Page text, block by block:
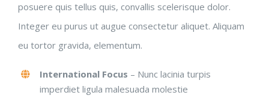
posuere quis tellus quis, convallis scelerisque dolor.
Integer eu purus ut augue consectetur aliquet. Aliquam
eu tortor gravida, elementum.
International Focus – Nunc lacinia turpis
imperdiet ligula malesuada molestie